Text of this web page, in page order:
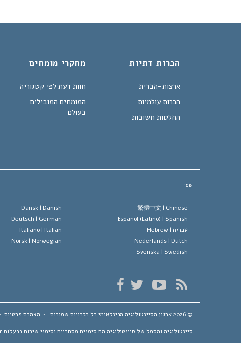
הכרות דתיות
ארצות-הברית
הכרות עולמיות
החלטות חשובות
מחקרי מומחים
חוות דעת לפי קטגוריה
המומחים המובילים
בעולם
שפה
繁體中文 | Chinese
Dansk | Danish
Español (Latino) | Spanish
Deutsch | German
עברית | Hebrew
Italiano | Italian
Nederlands | Dutch
Norsk | Norwegian
Svenska | Swedish
© 2026 ארגון הסיינטולוגיה הבינלאומי כל הזכויות שמורות. • הצהרת פרטיות •
סיינטולוגיה והסמל של סיינטולוגיה הם סימנים מסחריים וסימני שירות בבעלות Religious Technology Center ונמצאים בשימוש באישורו.